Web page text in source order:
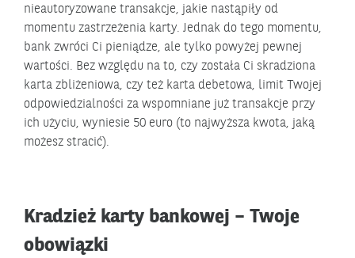
nieautoryzowane transakcje, jakie nastąpiły od
momentu zastrzeżenia karty. Jednak do tego momentu,
bank zwróci Ci pieniądze, ale tylko powyżej pewnej
wartości. Bez względu na to, czy została Ci skradziona
karta zbliżeniowa, czy też karta debetowa, limit Twojej
odpowiedzialności za wspomniane już transakcje przy
ich użyciu, wyniesie 50 euro (to najwyższa kwota, jaką
możesz stracić).
Kradzież karty bankowej – Twoje
obowiązki